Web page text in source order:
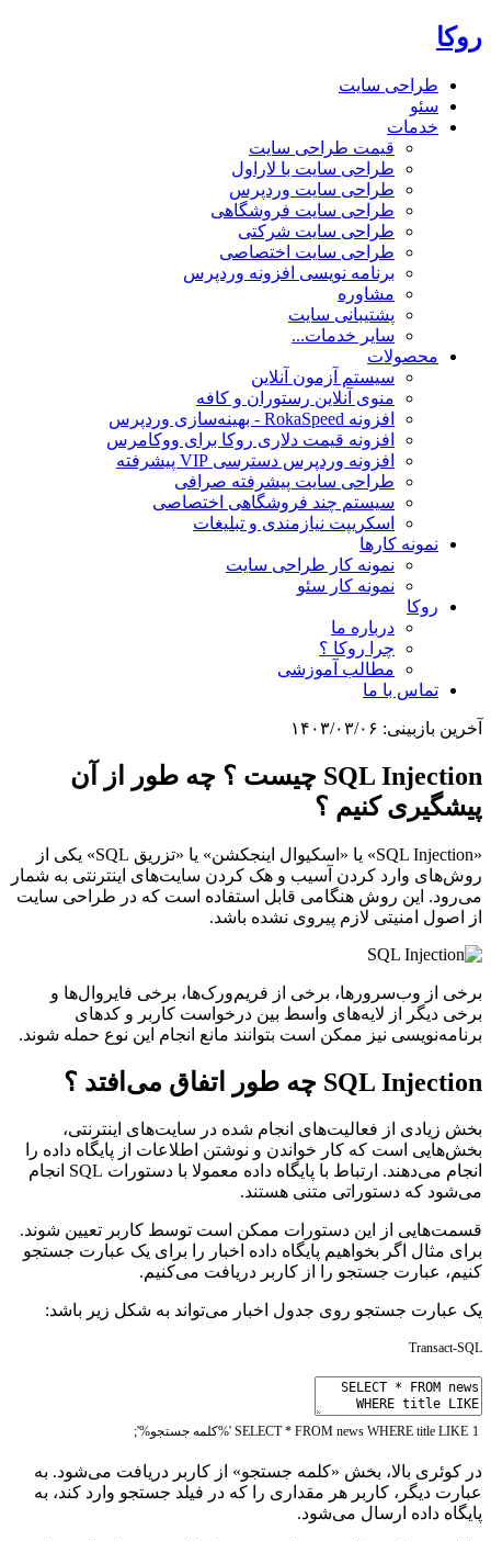
روکا
طراحی سایت
سئو
خدمات
قیمت طراحی سایت
طراحی سایت با لاراول
طراحی سایت وردپرس
طراحی سایت فروشگاهی
طراحی سایت شرکتی
طراحی سایت اختصاصی
برنامه نویسی افزونه وردپرس
مشاوره
پشتیبانی سایت
سایر خدمات...
محصولات
سیستم آزمون آنلاین
منوی آنلاین رستوران و کافه
افزونه RokaSpeed - بهینه‌سازی وردپرس
افزونه قیمت دلاری روکا برای ووکامرس
افزونه وردپرس دسترسی VIP پیشرفته
طراحی سایت پیشرفته صرافی
سیستم چند فروشگاهی اختصاصی
اسکریپت نیازمندی و تبلیغات
نمونه کارها
نمونه کار طراحی سایت
نمونه کار سئو
روکا
درباره ما
چرا روکا ؟
مطالب آموزشی
تماس با ما
آخرین بازبینی: ۱۴۰۳/۰۳/۰۶
SQL Injection چیست ؟ چه طور از آن
پیشگیری کنیم ؟
«SQL Injection» یا «اسکیوال اینجکشن» یا «تزریق SQL» یکی از
روش‌های وارد کردن آسیب و هک کردن سایت‌های اینترنتی به شمار
می‌رود. این روش هنگامی قابل استفاده است که در طراحی سایت
از اصول امنیتی لازم پیروی نشده باشد.
برخی از وب‌سرورها، برخی از فریم‌ورک‌ها، برخی فایروال‌ها و
برخی دیگر از لایه‌های واسط بین درخواست کاربر و کدهای
برنامه‌نویسی نیز ممکن است بتوانند مانع انجام این نوع حمله شوند.
SQL Injection چه طور اتفاق می‌افتد ؟
بخش زیادی از فعالیت‌های انجام شده در سایت‌های اینترنتی،
بخش‌هایی است که کار خواندن و نوشتن اطلاعات از پایگاه داده را
انجام می‌دهند. ارتباط با پایگاه داده معمولا با دستورات SQL انجام
می‌شود که دستوراتی متنی هستند.
قسمت‌هایی از این دستورات ممکن است توسط کاربر تعیین شوند.
برای مثال اگر بخواهیم پایگاه داده اخبار را برای یک عبارت جستجو
کنیم، عبارت جستجو را از کاربر دریافت می‌کنیم.
یک عبارت جستجو روی جدول اخبار می‌تواند به شکل زیر باشد:
Transact-SQL
1
SELECT * FROM news WHERE title LIKE '%کلمه جستجو%';
در کوئری بالا، بخش «کلمه جستجو» از کاربر دریافت می‌شود. به
عبارت دیگر، کاربر هر مقداری را که در فیلد جستجو وارد کند، به
پایگاه داده ارسال می‌شود.